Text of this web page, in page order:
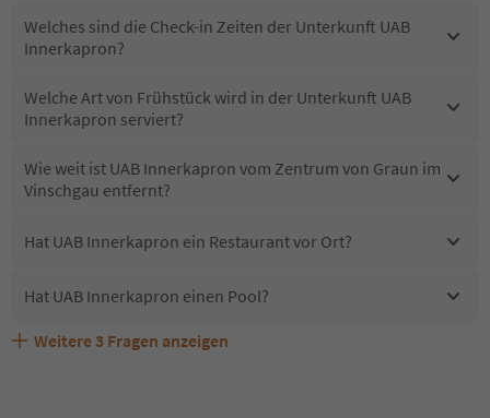
Welches sind die Check-in Zeiten der Unterkunft UAB
Innerkapron?
Welche Art von Frühstück wird in der Unterkunft UAB
Innerkapron serviert?
Wie weit ist UAB Innerkapron vom Zentrum von Graun im
Vinschgau entfernt?
Hat UAB Innerkapron ein Restaurant vor Ort?
Hat UAB Innerkapron einen Pool?
Sind Haustiere in der Unterkunft UAB Innerkapron
Welche Services bietet UAB Innerkapron?
Erhalten die Gäste von UAB Innerkapron einen Südtirol
Weitere 3 Fragen anzeigen